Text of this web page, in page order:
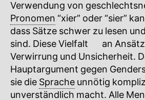
Verwendung von
Pronomen “xier” oder “sier”
dass Sätze schwer zu lesen
sind. DieseVielfalt
an
Verwirrung und Unsicherheit.
Hauptargument gegen
sie die Sprache unnötig
unverständlich macht. Alle